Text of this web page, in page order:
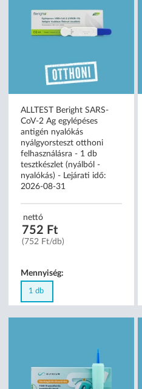
ALLTEST Beright SARS-
CoV-2 Ag egylépéses
antigén nyalókás
nyálgyorsteszt otthoni
felhasználásra - 1 db
tesztkészlet (nyálból -
nyalókás) - Lejárati idő:
2026-08-31
nettó
752 Ft
(752 Ft/db)
Mennyiség:
1 db